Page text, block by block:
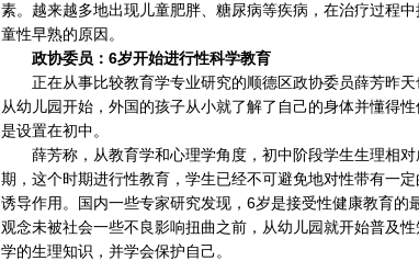
素。越来越多地出现儿童肥胖、糖尿病等疾病，在治疗过程
童性早熟的原因。
政协委员：6岁开始进行性科学教育
正在从事比较教育学专业研究的顺德区政协委员薛芳昨天
从幼儿园开始，外国的孩子从小就了解了自己的身体并懂得
是设置在初中。
薛芳称，从教育学和心理学角度，初中阶段学生生理相对
期，这个时期进行性教育，学生已经不可避免地对性带有一
诱导作用。国内一些专家研究发现，6岁是接受性健康教育的
观念未被社会一些不良影响扭曲之前，从幼儿园就开始普及
学的生理知识，并学会保护自己。